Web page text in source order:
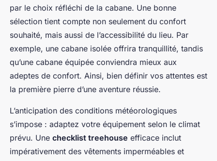
par le choix réfléchi de la cabane. Une bonne
sélection tient compte non seulement du confort
souhaité, mais aussi de l’accessibilité du lieu. Par
exemple, une cabane isolée offrira tranquillité, tandis
qu’une cabane équipée conviendra mieux aux
adeptes de confort. Ainsi, bien définir vos attentes est
la première pierre d’une aventure réussie.
L’anticipation des conditions météorologiques
s’impose : adaptez votre équipement selon le climat
prévu. Une checklist treehouse efficace inclut
impérativement des vêtements imperméables et